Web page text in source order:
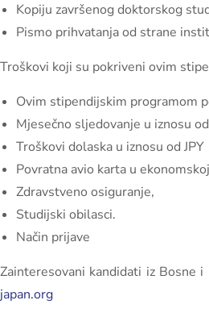
Kopiju završenog doktorskog
Pismo prihvatanja od strane
Troškovi koji su pokriveni ovim
Ovim stipendijskim programom
Mjesečno sljedovanje u iznosu
Troškovi dolaska u iznosu od
Povratna avio karta u
Zdravstveno osiguranje,
Studijski obilasci.
Način prijave
Zainteresovani kandidati iz Bosne
japan.org